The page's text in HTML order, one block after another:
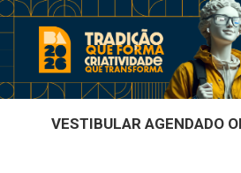
VESTIBULAR AGENDADO